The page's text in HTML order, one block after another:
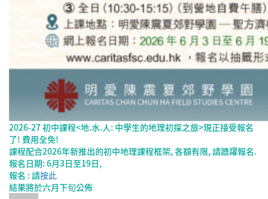
2026-27 初中課程<地.水.人: 中學生的地理初探之旅>現正接受報名
了! 費用全免!
課程配合2026年新推出的初中地理課程框架, 各額有限, 請踴躍報名.
報名日期: 6月3日至19日,
報名 : 請按此
結果將於六月下旬公佈